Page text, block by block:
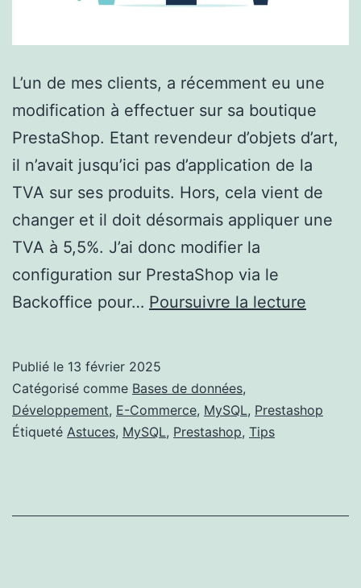
L’un de mes clients, a récemment eu une
modification à effectuer sur sa boutique
PrestaShop. Etant revendeur d’objets d’art,
il n’avait jusqu’ici pas d’application de la
TVA sur ses produits. Hors, cela vient de
changer et il doit désormais appliquer une
TVA à 5,5%. J’ai donc modifier la
configuration sur PrestaShop via le
Backoffice pour… Poursuivre la lecture
TVA
Publié le 13 février 2025
Catégorisé comme Bases de données,
Développement, E-Commerce, MySQL, Prestashop
Étiqueté Astuces, MySQL, Prestashop, Tips